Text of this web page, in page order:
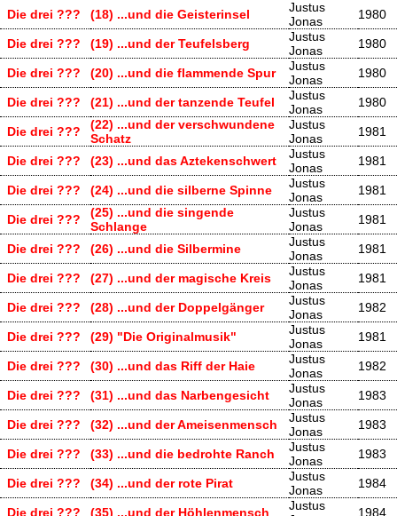
Die drei ??? (18) ...und die Geisterinsel
Justus
Jonas
1980
Die drei ??? (19) ...und der Teufelsberg
Justus
Jonas
1980
Die drei ??? (20) ...und die flammende Spur
Justus
Jonas
1980
Die drei ??? (21) ...und der tanzende Teufel
Justus
Jonas
1980
Die drei ???
(22) ...und der verschwundene
Schatz
Justus
Jonas
1981
Die drei ??? (23) ...und das Aztekenschwert
Justus
Jonas
1981
Die drei ??? (24) ...und die silberne Spinne
Justus
Jonas
1981
Die drei ???
(25) ...und die singende
Schlange
Justus
Jonas
1981
Die drei ??? (26) ...und die Silbermine
Justus
Jonas
1981
Die drei ??? (27) ...und der magische Kreis
Justus
Jonas
1981
Die drei ??? (28) ...und der Doppelgänger
Justus
Jonas
1982
Die drei ??? (29) "Die Originalmusik"
Justus
Jonas
1981
Die drei ??? (30) ...und das Riff der Haie
Justus
Jonas
1982
Die drei ??? (31) ...und das Narbengesicht
Justus
Jonas
1983
Die drei ??? (32) ...und der Ameisenmensch
Justus
Jonas
1983
Die drei ??? (33) ...und die bedrohte Ranch
Justus
Jonas
1983
Die drei ??? (34) ...und der rote Pirat
Justus
Jonas
1984
Die drei ??? (35) ...und der Höhlenmensch
Justus
1984